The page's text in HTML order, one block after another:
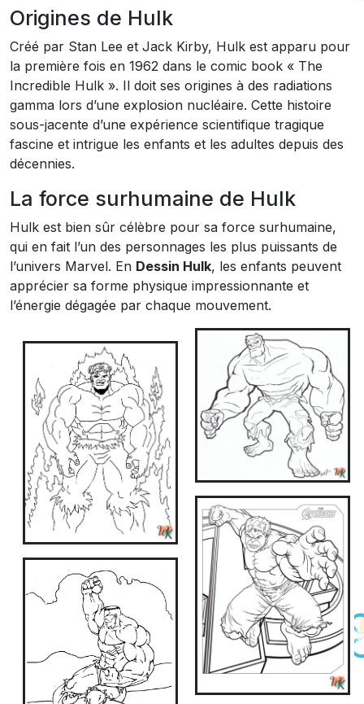
Origines de Hulk
Créé par Stan Lee et Jack Kirby, Hulk est apparu pour
la première fois en 1962 dans le comic book « The
Incredible Hulk ». Il doit ses origines à des radiations
gamma lors d’une explosion nucléaire. Cette histoire
sous-jacente d’une expérience scientifique tragique
fascine et intrigue les enfants et les adultes depuis des
décennies.
La force surhumaine de Hulk
Hulk est bien sûr célèbre pour sa force surhumaine,
qui en fait l’un des personnages les plus puissants de
l’univers Marvel. En Dessin Hulk, les enfants peuvent
apprécier sa forme physique impressionnante et
l’énergie dégagée par chaque mouvement.